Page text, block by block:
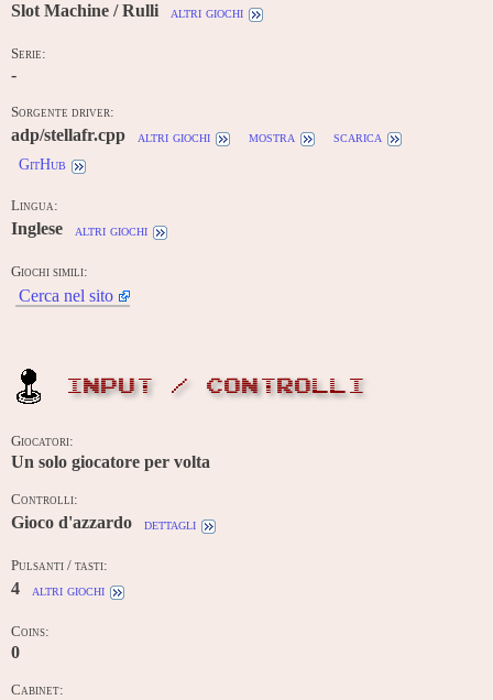
Slot Machine / Rulli altri giochi
Serie:
-
Sorgente driver:
adp/stellafr.cpp altri giochi mostra
scarica
GitHub
Lingua:
Inglese altri giochi
Giochi simili:
Cerca nel sito
INPUT / CONTROLLI
Giocatori:
Un solo giocatore per volta
Controlli:
Gioco d'azzardo dettagli
Pulsanti / tasti:
4 altri giochi
Coins:
0
Cabinet: